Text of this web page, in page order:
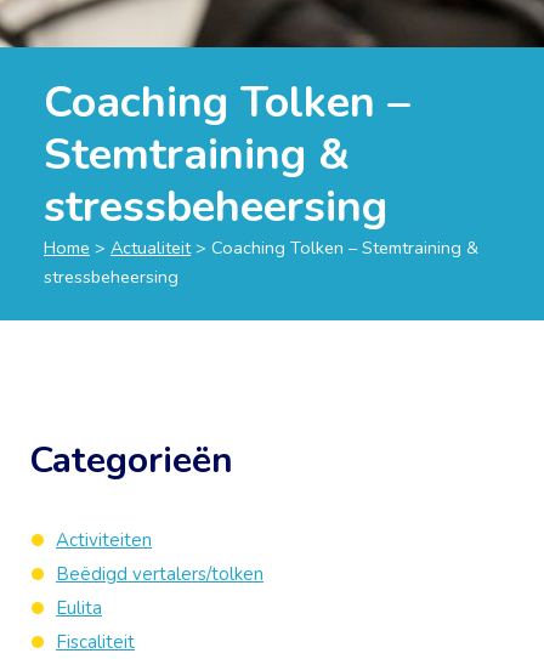
Coaching Tolken –
Stemtraining &
stressbeheersing
Home > Actualiteit> Coaching Tolken – Stemtraining &
stressbeheersing
Categorieën
Activiteiten
Beëdigd vertalers/tolken
Eulita
Fiscaliteit